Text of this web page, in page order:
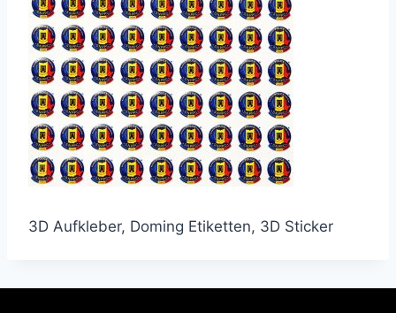
3D Aufkleber, Doming Etiketten, 3D Sticker